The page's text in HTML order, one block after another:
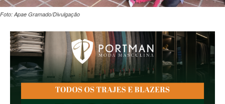
Foto: Apae Gramado/Divulgação